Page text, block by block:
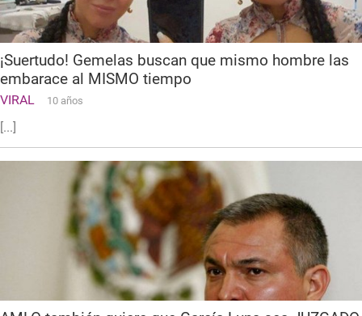
¡Suertudo! Gemelas buscan que mismo hombre las
embarace al MISMO tiempo
VIRAL 10 años
[...]